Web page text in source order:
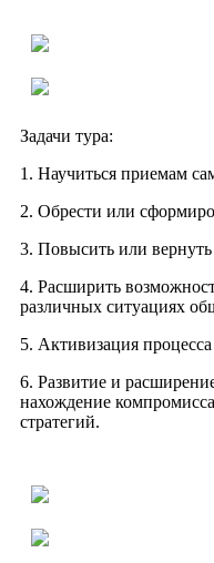
Задачи тура:
1. Научиться приемам
2. Обрести или
3. Повысить или вернуть
4. Расширить
различных ситуациях
5. Активизация
6. Развитие и
нахождение
стратегий.